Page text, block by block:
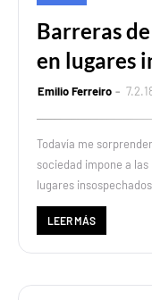
Barreras
en lugares
Emilio Ferreiro
Todavía me
sociedad impone a
lugares
LEER MÁS